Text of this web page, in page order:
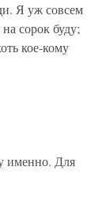
Я уж совсем
сорок буду;
кое-кому
именно. Для